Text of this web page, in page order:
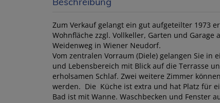
Zum Verkauf gelangt ein gut aufgeteilter 1973
Wohnfläche zzgl. Vollkeller, Garten und
Weidenweg in Wiener Neudorf.
Vom zentralen Vorraum (Diele) gelangen Sie in
und Lebensbereich mit Blick auf die Terrasse
erholsamen Schlaf. Zwei weitere Zimmer
werden. Die Küche ist extra und hat Platz für
Bad ist mit Wanne. Waschbecken und Fenster